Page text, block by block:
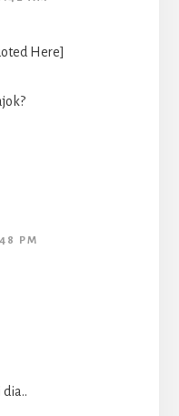
Here]
PM
dia..